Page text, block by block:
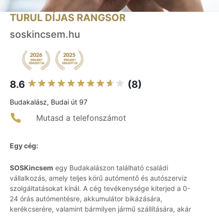
TURUL DÍJAS RANGSOR
soskincsem.hu
8.6 (8)
Budakalász, Budai út 97
Mutasd a telefonszámot
Egy cég:
SOSKincsem egy Budakalászon található családi
vállalkozás, amely teljes körű autómentő és autószerviz
szolgáltatásokat kínál. A cég tevékenysége kiterjed a 0-
24 órás autómentésre, akkumulátor bikázására,
kerékcserére, valamint bármilyen jármű szállítására, akár